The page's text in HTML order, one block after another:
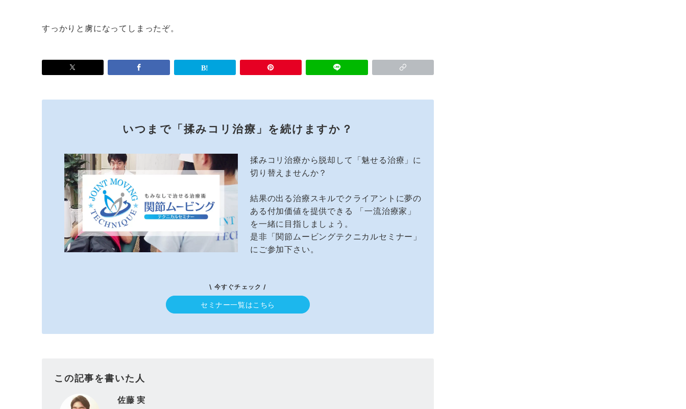
すっかりと虜になってしまったぞ。
いつまで「揉みコリ治療」を続けますか？
揉みコリ治療から脱却して「魅せる治療」に
切り替えませんか？
結果の出る治療スキルでクライアントに夢の
ある付加価値を提供できる 「一流治療家」
を一緒に目指しましょう。
是非「関節ムービングテクニカルセミナー」
にご参加下さい。
\ 今すぐチェック /
セミナー一覧はこちら
この記事を書いた人
佐藤 実